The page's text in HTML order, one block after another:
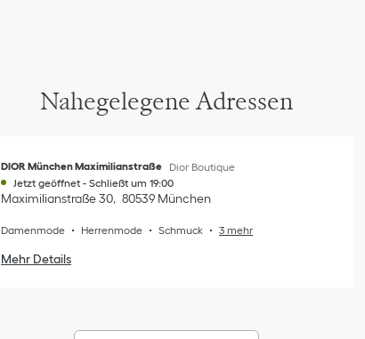
Nahegelegene Adressen
DIOR München Maximilianstraße
Dior Boutique
Jetzt geöffnet - Schließt um 19:00
Maximilianstraße 30 80539 München
Damenmode Herrenmode Schmuck 3 mehr
Mehr Details